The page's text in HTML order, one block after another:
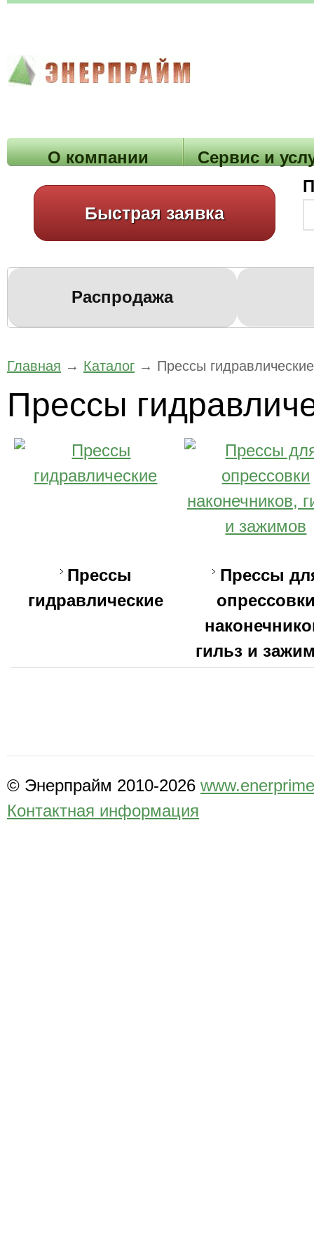
О компании Cервис и
Быстрая заявка
Распродажа
Главная → Каталог → Прессы гидравлические
Прессы
Прессы
гидравлические
Прессы
гильз и
© Энерпрайм 2010-2026
Контактная информация